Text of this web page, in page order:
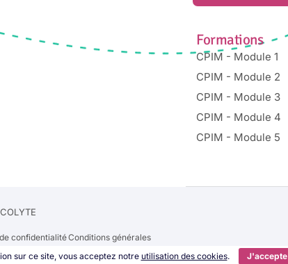
Formations
CPIM - Module 1
CPIM - Module 2
CPIM - Module 3
CPIM - Module 4
CPIM - Module 5
confidentialitéConditions générales
sur ce site, vous acceptez notre utilisation des cookies. J'accepte